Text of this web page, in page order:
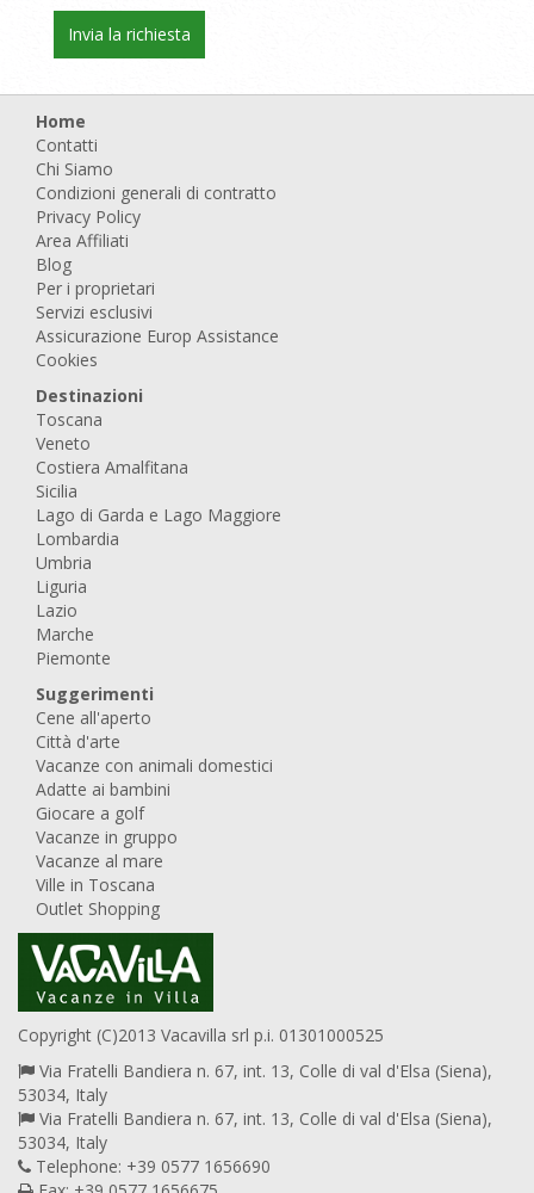
Home
Contatti
Chi Siamo
Condizioni generali di contratto
Privacy Policy
Area Affiliati
Blog
Per i proprietari
Servizi esclusivi
Assicurazione Europ Assistance
Cookies
Destinazioni
Toscana
Veneto
Costiera Amalfitana
Sicilia
Lago di Garda e Lago Maggiore
Lombardia
Umbria
Liguria
Lazio
Marche
Piemonte
Suggerimenti
Cene all'aperto
Città d'arte
Vacanze con animali domestici
Adatte ai bambini
Giocare a golf
Vacanze in gruppo
Vacanze al mare
Ville in Toscana
Outlet Shopping
Copyright (C)2013 Vacavilla srl p.i. 01301000525
Via Fratelli Bandiera n. 67, int. 13, Colle di val d'Elsa (Siena),
53034, Italy
Via Fratelli Bandiera n. 67, int. 13, Colle di val d'Elsa (Siena),
53034, Italy
Telephone: +39 0577 1656690